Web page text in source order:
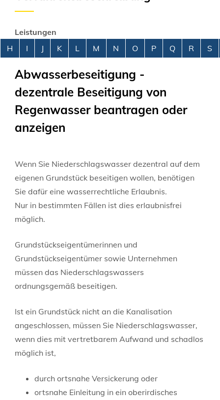
Leistungen
Alphabetisches Register überspringen
H I J K L M N O P Q R S
Abwasserbeseitigung -
dezentrale Beseitigung von
Regenwasser beantragen oder
anzeigen
Wenn Sie Niederschlagswasser dezentral auf dem
eigenen Grundstück beseitigen wollen, benötigen
Sie dafür eine wasserrechtliche Erlaubnis.
Nur in bestimmten Fällen ist dies erlaubnisfrei
möglich.
Grundstückseigentümerinnen und
Grundstückseigentümer sowie Unternehmen
müssen das Niederschlagswassers
ordnungsgemäß beseitigen.
Ist ein Grundstück nicht an die Kanalisation
angeschlossen, müssen Sie Niederschlagswasser,
wenn dies mit vertretbarem Aufwand und schadlos
möglich ist,
durch ortsnahe Versickerung oder
ortsnahe Einleitung in ein oberirdisches